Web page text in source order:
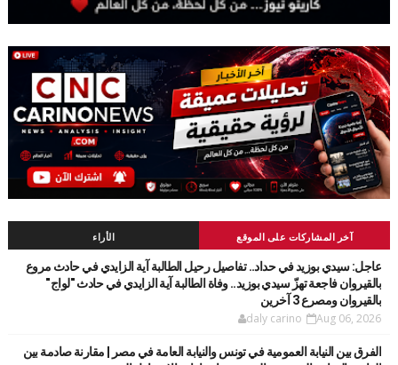
آخر المشاركات على الموقع الأراء
عاجل: سيدي بوزيد في حداد.. تفاصيل رحيل الطالبة آية الزايدي في حادث مروع
بالقيروان فاجعة تهزّ سيدي بوزيد.. وفاة الطالبة آية الزايدي في حادث "لواج"
بالقيروان ومصرع 3 آخرين
daly carino Aug 06, 2026
الفرق بين النيابة العمومية في تونس والنيابة العامة في مصر | مقارنة صادمة بين